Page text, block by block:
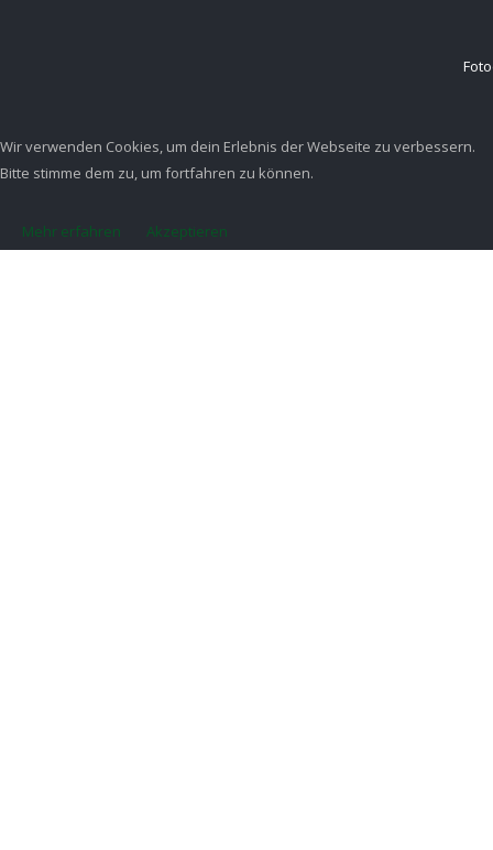
Wir verwenden Cookies, um dein Erlebnis der Webseite zu verbessern.
Bitte stimme dem zu, um fortfahren zu können.
Mehr erfahren Akzeptieren